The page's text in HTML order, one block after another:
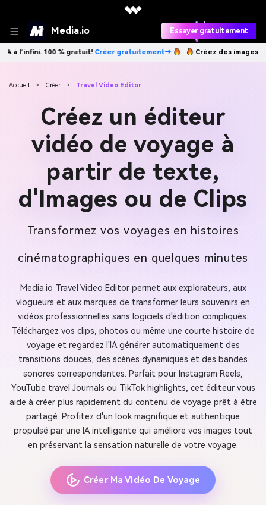
Media.io Essayer gratuitement
Créez des images IA à l’infini. 100 % gratuit!Créer
Accueil > Créer > Travel Video Editor
Créez un éditeur
vidéo de voyage à
partir de texte,
d'Images ou de Clips
Transformez vos voyages en histoires
cinématographiques en quelques minutes
Media.io Travel Video Editor permet aux explorateurs, aux
vlogueurs et aux marques de transformer leurs souvenirs en
vidéos professionnelles sans logiciels d'édition compliqués.
Téléchargez vos clips, photos ou même une courte histoire de
voyage et regardez l'IA générer automatiquement des
transitions douces, des scènes dynamiques et des bandes
sonores correspondantes. Parfait pour Instagram Reels,
YouTube travel Journals ou TikTok highlights, cet éditeur vous
aide à créer plus rapidement du contenu de voyage prêt à être
partagé. Profitez d'un look magnifique et authentique
propulsé par une IA intelligente qui améliore vos images tout
en préservant la sensation naturelle de votre voyage.
Créer Ma Vidéo De Voyage